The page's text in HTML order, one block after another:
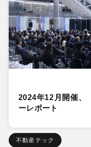
2024年12月開催、
ーレポート
不動産テック